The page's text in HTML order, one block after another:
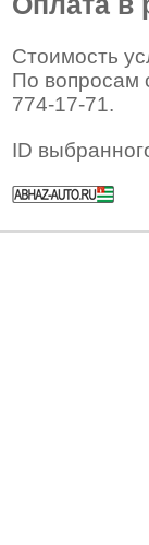
Стоимость
По вопросам
774-17-71.
ID